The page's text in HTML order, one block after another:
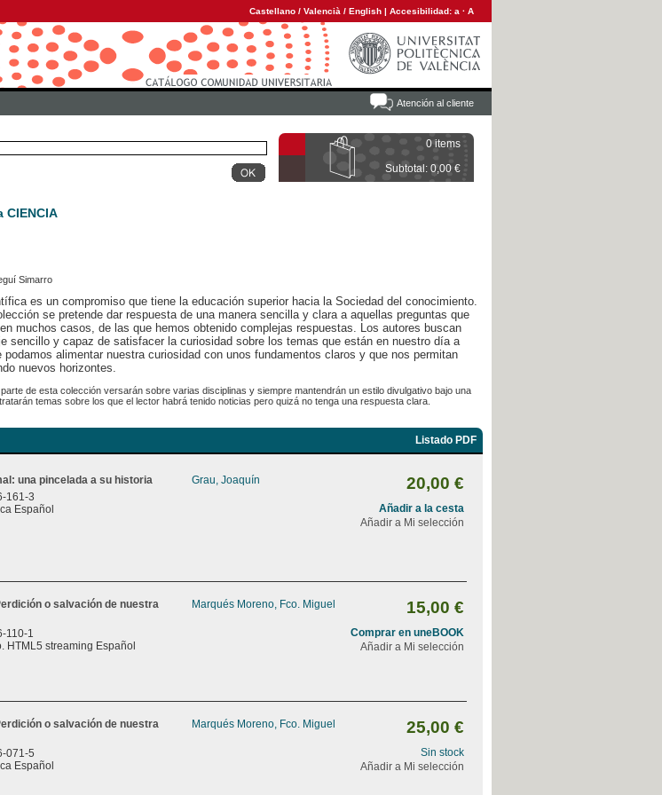
Castellano / Valencià / English | Accesibilidad: a · A
Atención al cliente
0 items
Subtotal: 0,00 €
CIENCIA
Simarro
es un compromiso que tiene la educación superior hacia la Sociedad del conocimiento.
se pretende dar respuesta de una manera sencilla y clara a aquellas preguntas que
muchos casos, de las que hemos obtenido complejas respuestas. Los autores buscan
sencillo y capaz de satisfacer la curiosidad sobre los temas que están en nuestro día a
podamos alimentar nuestra curiosidad con unos fundamentos claros y que nos permitan
nuevos horizontes.
de esta colección versarán sobre varias disciplinas y siempre mantendrán un estilo divulgativo bajo una
temas sobre los que el lector habrá tenido noticias pero quizá no tenga una respuesta clara.
Listado PDF
una pincelada a su historia
161-3
Español
Grau, Joaquín 20,00 €
Añadir a la cesta
Añadir a Mi selección
o salvación de nuestra
110-1
HTML5 streaming Español
Marqués Moreno, Fco. Miguel 15,00 €
Comprar en uneBOOK
Añadir a Mi selección
o salvación de nuestra
071-5
Español
Marqués Moreno, Fco. Miguel 25,00 €
Sin stock
Añadir a Mi selección